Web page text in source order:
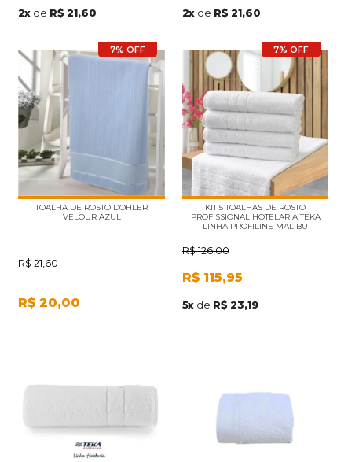
2x de R$ 21,60 2x de R$ 21,60
7% OFF
TOALHA DE ROSTO DOHLER
VELOUR AZUL
R$ 21,60
R$ 20,00
7% OFF
KIT 5 TOALHAS DE ROSTO
PROFISSIONAL HOTELARIA TEKA
LINHA PROFILINE MALIBU
R$ 126,00
R$ 115,95
5x de R$ 23,19